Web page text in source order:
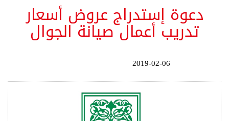
دعوة إستدراج عروض أسعار
تدريب أعمال صيانة الجوال
2019-02-06